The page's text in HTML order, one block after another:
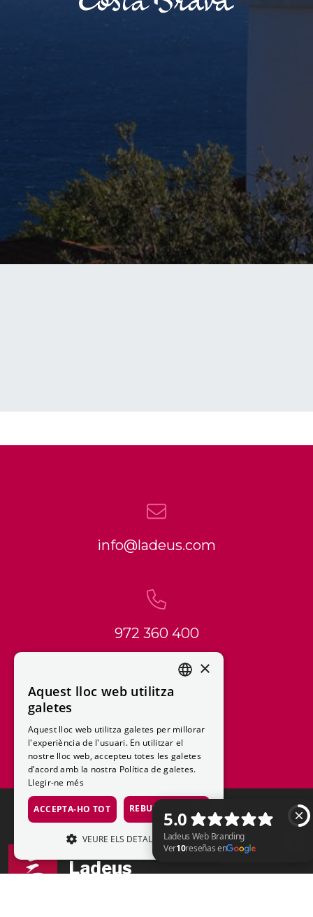
info@ladeus.com
972 360 400
Ladeus
×
Aquest lloc web utilitza
galetes
Aquest lloc web utilitza galetes per millorar
l'experiència de l'usuari. En utilitzar el
nostre lloc web, accepteu totes les galetes
d’acord amb la nostra Política de galetes.
Llegir-ne més
ACCEPTA-HO TOT REBUTJA-HO TOT
VEURE ELS DETALLS
ESTRICTAMENT NECESSÀRIES